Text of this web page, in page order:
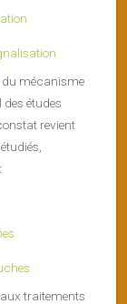
du mécanisme
études
revient
traitements